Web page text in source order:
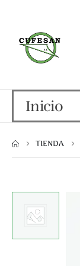
Inicio
TIENDA